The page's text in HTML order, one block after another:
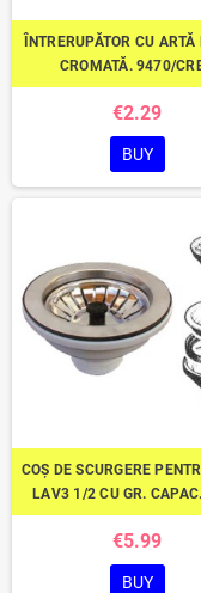
ÎNTRERUPĂTOR CU ARTĂ
CROMATĂ. 9470/
€2.29
BUY
COȘ DE SCURGERE
LAV3 1/2 CU GR.
€5.99
BUY